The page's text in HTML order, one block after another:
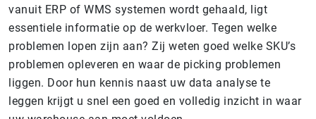
vanuit ERP of WMS systemen wordt gehaald, ligt
essentiele informatie op de werkvloer. Tegen welke
problemen lopen zijn aan? Zij weten goed welke SKU’s
problemen opleveren en waar de picking problemen
liggen. Door hun kennis naast uw data analyse te
leggen krijgt u snel een goed en volledig inzicht in waar